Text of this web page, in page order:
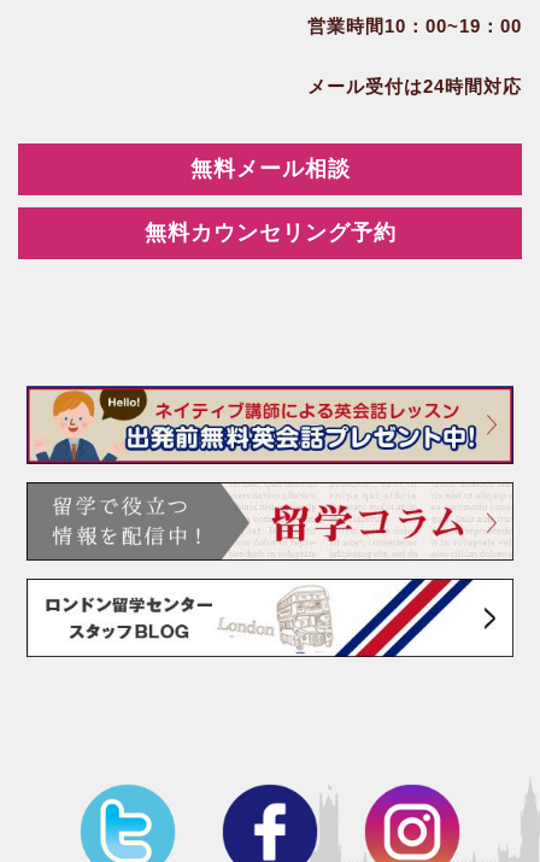
営業時間10：00~19：00
メール受付は24時間対応
無料メール相談
無料カウンセリング予約